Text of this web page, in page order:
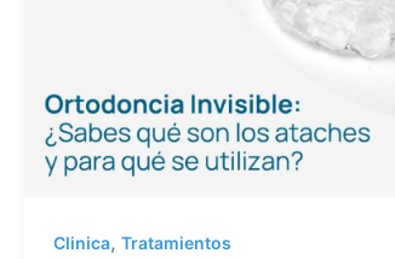
Clinica, Tratamientos